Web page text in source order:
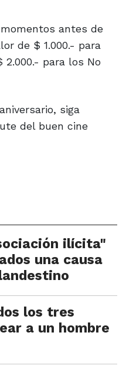
antes de
de $ 1.000.- para
para los No
siga
del buen cine
ilícita"
una causa
los tres
a un hombre